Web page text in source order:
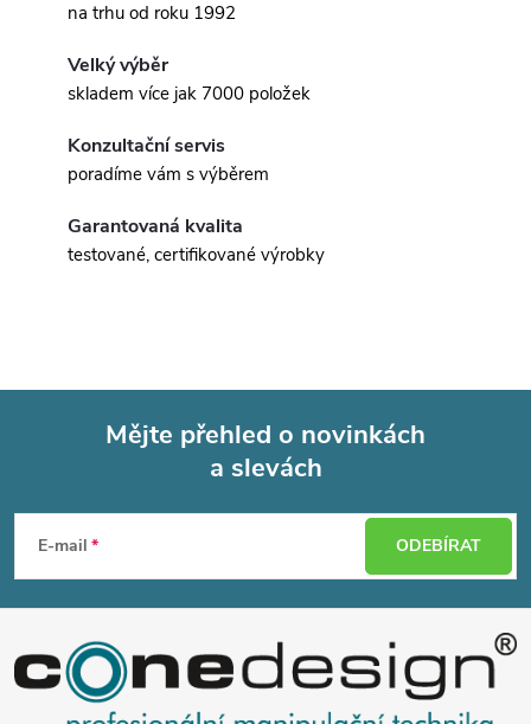
na trhu od roku 1992
Velký výběr
skladem více jak 7000 položek
Konzultační servis
poradíme vám s výběrem
Garantovaná kvalita
testované, certifikované výrobky
p
a
Mějte přehled o novinkách
a slevách
E-mail ODEBÍRAT